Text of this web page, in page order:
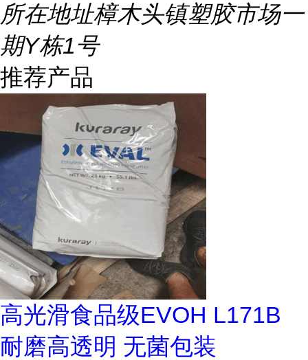
所在地址樟木头镇塑胶市场一
期Y栋1号
推荐产品
高光滑食品级EVOH L171B
耐磨高透明 无菌包装